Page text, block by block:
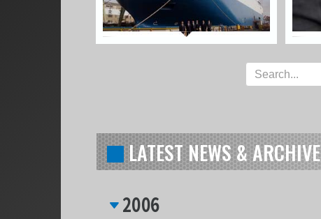
LATEST NEWS & ARCHIVE
2006